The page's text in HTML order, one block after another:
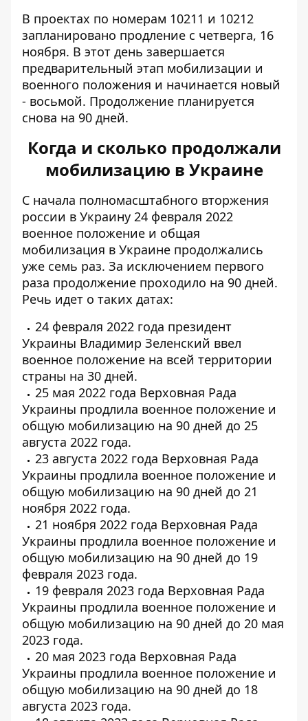
В проектах по номерам 10211 и 10212
запланировано продление с четверга, 16
ноября. В этот день завершается
предварительный этап мобилизации и
военного положения и начинается новый
- восьмой. Продолжение планируется
снова на 90 дней.
Когда и сколько продолжали
мобилизацию в Украине
С начала полномасштабного вторжения
россии в Украину 24 февраля 2022
военное положение и общая
мобилизация в Украине продолжались
уже семь раз. За исключением первого
раза продолжение проходило на 90 дней.
Речь идет о таких датах:
24 февраля 2022 года президент
Украины Владимир Зеленский ввел
военное положение на всей территории
страны на 30 дней.
25 мая 2022 года Верховная Рада
Украины продлила военное положение и
общую мобилизацию на 90 дней до 25
августа 2022 года.
23 августа 2022 года Верховная Рада
Украины продлила военное положение и
общую мобилизацию на 90 дней до 21
ноября 2022 года.
21 ноября 2022 года Верховная Рада
Украины продлила военное положение и
общую мобилизацию на 90 дней до 19
февраля 2023 года.
19 февраля 2023 года Верховная Рада
Украины продлила военное положение и
общую мобилизацию на 90 дней до 20 мая
2023 года.
20 мая 2023 года Верховная Рада
Украины продлила военное положение и
общую мобилизацию на 90 дней до 18
августа 2023 года.